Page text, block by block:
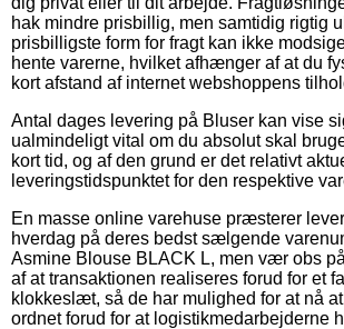
hak mindre prisbillig, men samtidig rigtig
prisbilligste form for fragt kan ikke
hente varerne, hvilket afhænger af at du
kort afstand af internet webshoppens
Antal dages levering på Bluser kan vise
ualmindeligt vital om du absolut skal
kort tid, og af den grund er det relativt
leveringstidspunktet for den respektive
En masse online varehuse præsterer
hverdag på deres bedst sælgende
Asmine Blouse BLACK L, men vær obs
af at transaktionen realiseres forud for et
klokkeslæt, så de har mulighed for at nå
ordnet forud for at logistikmedarbejderne